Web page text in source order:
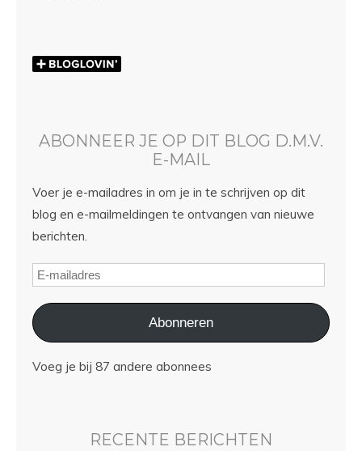
ABONNEER JE OP DIT BLOG D.M.V.
E-MAIL
Voer je e-mailadres in om je in te schrijven op dit
blog en e-mailmeldingen te ontvangen van nieuwe
berichten.
Abonneren
Voeg je bij 87 andere abonnees
RECENTE BERICHTEN